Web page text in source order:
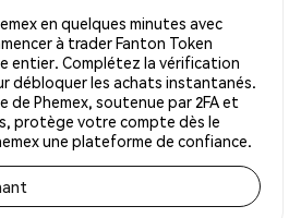
en quelques minutes avec
à trader Fanton Token
entier. Complétez la vérification
débloquer les achats instantanés.
de Phemex, soutenue par 2FA et
protège votre compte dès le
une plateforme de confiance.